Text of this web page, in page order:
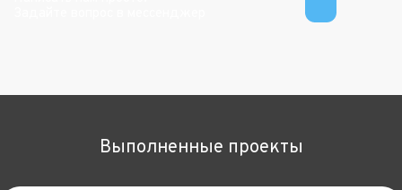
Выполненные проекты